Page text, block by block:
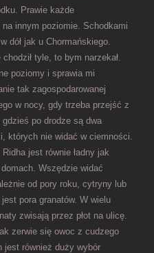
Prawie każde
innym poziomie. Schodkami
dół jak u Chormańskiego.
tyle, to bym narzekał.
poziomy i sprawia mi
tak zagospodarowanej
w nocy, gdy trzeba przejść z
po drodze są dwa
których nie widać w ciemności.
jest równie ładny jak
Wszędzie widać
od pory roku, cytryny lub
pora granatów. W wielu
zwisają przez płot na ulicę.
zerwie się owoc z cudzego
jest również duży wybór